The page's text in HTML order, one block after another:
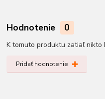
Hodnotenie 0
K tomuto produktu zatiaľ nikto
Pridať hodnotenie